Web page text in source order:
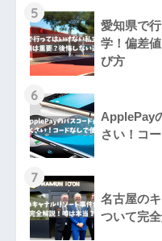
5
愛知県で
学！偏差
び方
6
ApplePay
さい！コ
7
名古屋の
ついて完